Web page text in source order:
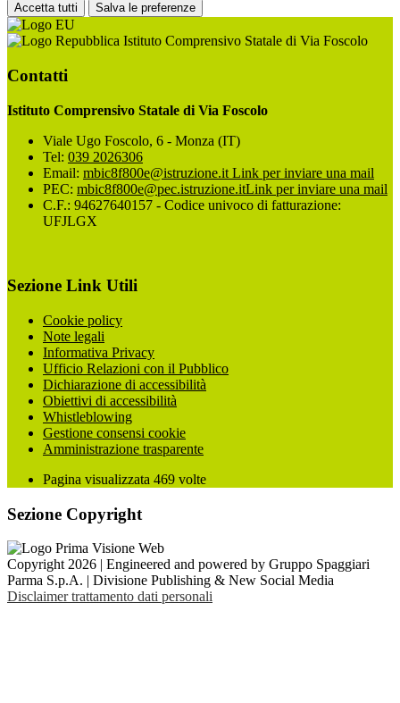
Accetta tutti Salva le preferenze
Istituto Comprensivo Statale di Via Foscolo
Contatti
Istituto Comprensivo Statale di Via Foscolo
Viale Ugo Foscolo, 6 - Monza (IT)
Tel: 039 2026306
Email: mbic8f800e@istruzione.it Link per inviare una mail
PEC: mbic8f800e@pec.istruzione.itLink per inviare una mail
C.F.: 94627640157 - Codice univoco di fatturazione:
UFJLGX
Sezione Link Utili
Cookie policy
Note legali
Informativa Privacy
Ufficio Relazioni con il Pubblico
Dichiarazione di accessibilità
Obiettivi di accessibilità
Whistleblowing
Gestione consensi cookie
Amministrazione trasparente
Pagina visualizzata 469 volte
Sezione Copyright
Copyright 2026 | Engineered and powered by Gruppo Spaggiari
Parma S.p.A. | Divisione Publishing & New Social Media
Disclaimer trattamento dati personali